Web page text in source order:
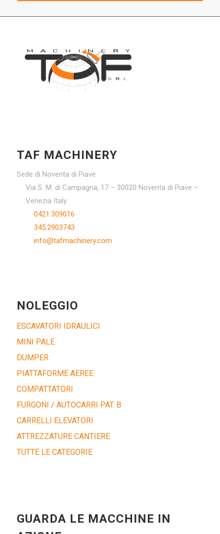
TAF MACHINERY
Sede di Noventa di Piave
Via S. M. di Campagna, 17 – 30020 Noventa di Piave –
Venezia Italy
0421.309016
345.2903743
info@tafmachinery.com
NOLEGGIO
ESCAVATORI IDRAULICI
MINI PALE
DUMPER
PIATTAFORME AEREE
COMPATTATORI
FURGONI / AUTOCARRI PAT. B
CARRELLI ELEVATORI
ATTREZZATURE CANTIERE
TUTTE LE CATEGORIE
GUARDA LE MACCHINE IN